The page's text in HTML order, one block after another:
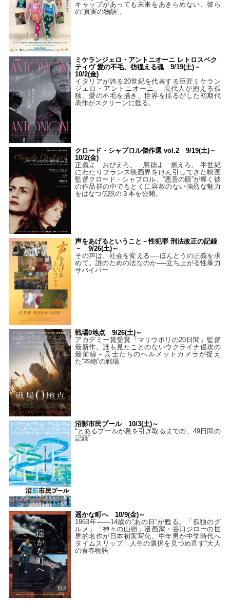
キャップがあっても未来をあきらめない、彼ら
の“真実の物語”。
ミケランジェロ・アントニオーニ レトロスペク
ティヴ 愛の不毛、彷徨える魂 9/19(土)－
10/2(金)
イタリアが誇る20世紀を代表する巨匠ミケラン
ジェロ・アントニオーニ。 現代人が抱える孤
独、愛の不毛を描き、世界を揺るがした初期代
表作がスクリーンに甦る。
クロード・シャブロル傑作選 vol.2 9/19(土)－
10/2(金)
正義よ おびえろ。 悪徳よ 燃えろ。 半世紀
にわたりフランス映画界をけん引してきた映画
監督クロード・シャブロル。“悪意の眼”が輝く彼
の作品群の中でもとくに容赦のない強烈な魅力
をはなつ伝説の３本を公開。
声をあげるということ－性犯罪 刑法改正の記録
－ 9/26(土)～
その声は、社会を変える──ほんとうの正義を求
めて。誰のための法なのか──立ち上がる性暴力
サバイバー
戦場0地点 9/26(土)～
アカデミー賞受賞『マリウポリの20日間』監督
最新作。誰も見たことのないウクライナ侵攻の
最前線－兵士たちのヘルメットカメラが捉え
た“本物”の戦場
沼影市民プール 10/3(土)～
“とあるプールが息を引き取るまでの、49日間の
記録”
遥かな町へ 10/9(金)～
1963年――14歳の“あの日”が甦る。「孤独のグ
ルメ」「神々の山嶺」漫画家・谷口ジローの世
界的名作が日本初実写化。中年男が中学時代へ
タイムスリップ…人生の選択を見つめ直す“大人
の青春物語”